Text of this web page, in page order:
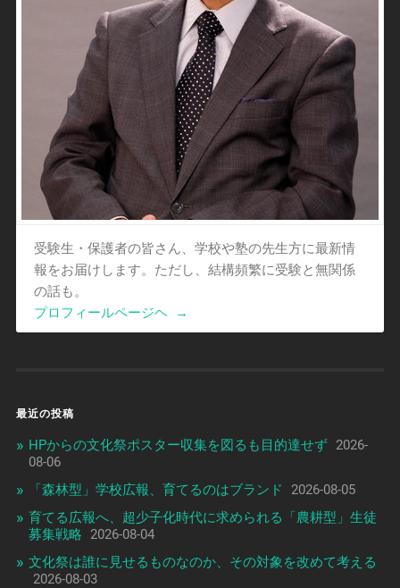
受験生・保護者の皆さん、学校や塾の先生方に最新情
報をお届けします。ただし、結構頻繁に受験と無関係
の話も。
プロフィールページヘ
→
最近の投稿
HPからの文化祭ポスター収集を図るも目的達せず 2026-
08-06
「森林型」学校広報、育てるのはブランド
2026-08-05
育てる広報へ、超少子化時代に求められる「農耕型」生徒
募集戦略
2026-08-04
文化祭は誰に見せるものなのか、その対象を改めて考える
2026-08-03